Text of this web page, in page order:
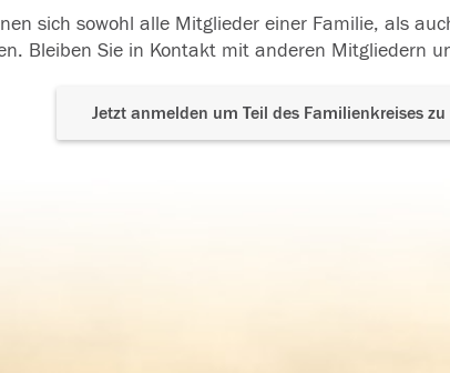
sich sowohl alle Mitglieder einer Familie, als
Bleiben Sie in Kontakt mit anderen Mitgliedern
Jetzt anmelden um Teil des Familienkreises zu